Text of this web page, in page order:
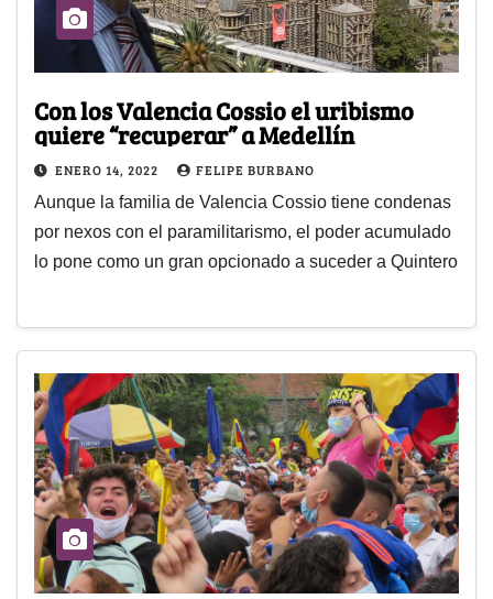
Con los Valencia Cossio el uribismo
quiere “recuperar” a Medellín
ENERO 14, 2022 FELIPE BURBANO
Aunque la familia de Valencia Cossio tiene condenas
por nexos con el paramilitarismo, el poder acumulado
lo pone como un gran opcionado a suceder a Quintero